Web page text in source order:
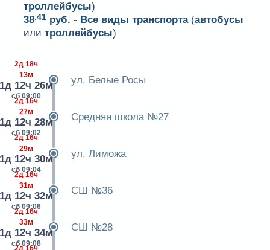
троллейбусы)
38.41 руб. - Все виды транспорта(автобусы
илитроллейбусы)
2д 18ч
13м
12ч 26м
сб 09:00
ул. Белые Росы
2д 16ч
27м
12ч 28м
сб 09:02
Средняя школа №27
2д 16ч
29м
12ч 30м
сб 09:04
ул. Лиможа
2д 16ч
31м
12ч 32м
сб 09:06
СШ №36
2д 16ч
33м
12ч 34м
сб 09:08
СШ №28
2д 16ч